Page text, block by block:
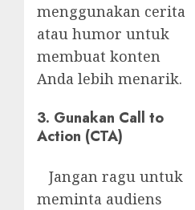
menggunakan cerita
atau humor untuk
membuat konten
Anda lebih menarik.
3. Gunakan Call to
Action (CTA)
Jangan ragu untuk
meminta audiens